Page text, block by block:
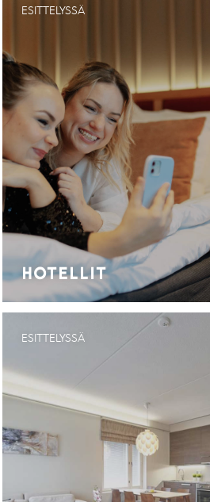
ESITTELYSSÄ
HOTELLIT
ESITTELYSSÄ